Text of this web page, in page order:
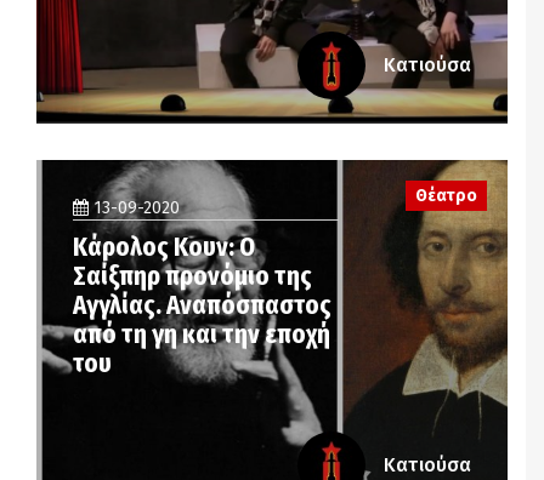
Κατιούσα
13-09-2020
Κάρολος Κουν: Ο
Σαίξπηρ προνόμιο της
Αγγλίας. Αναπόσπαστος
από τη γη και την εποχή
του
Θέατρο
Κατιούσα